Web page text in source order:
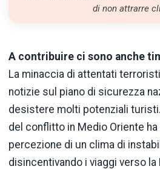
di non attrarre
A contribuire ci sono anche
La minaccia di attentati
notizie sul piano di sicurezza
desistere molti potenziali
del conflitto in Medio Oriente
percezione di un clima di
disincentivando i viaggi verso la